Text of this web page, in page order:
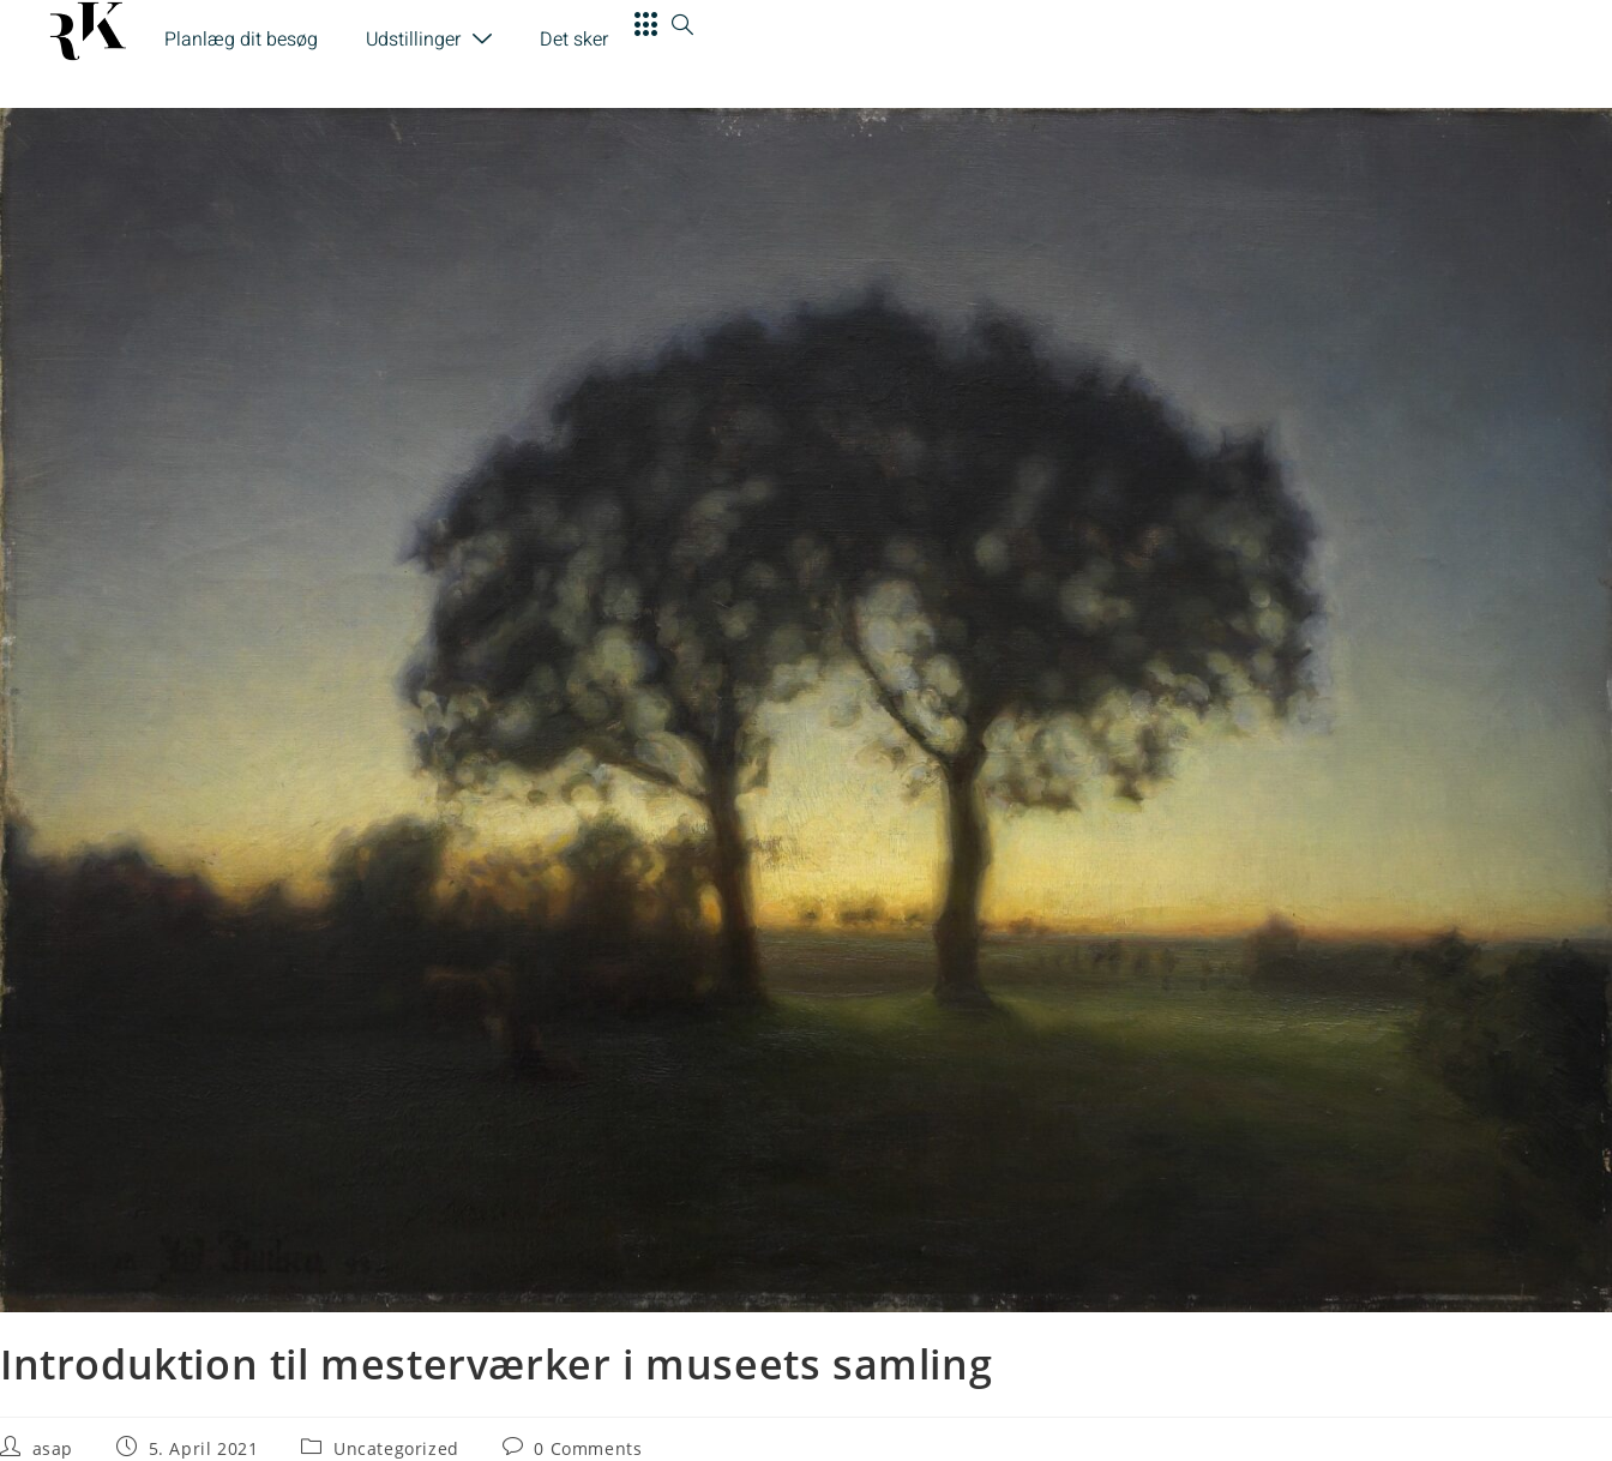
Planlæg dit besøg Udstillinger Det sker
Introduktion til mesterværker i museets samling
asap 5. April 2021 Uncategorized 0 Comments